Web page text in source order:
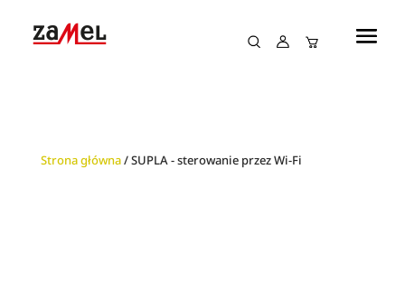
Strona główna/ SUPLA - sterowanie przez Wi-Fi